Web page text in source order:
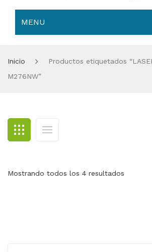
MENU
CONTACTO
Inicio
Productos etiquetados
M276NW”
Mostrando todos los 4 resultados